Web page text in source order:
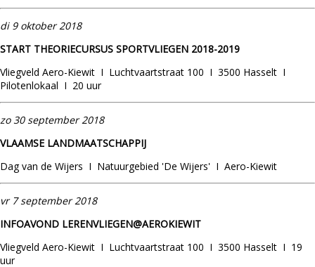
di 9 oktober 2018
START THEORIECURSUS SPORTVLIEGEN 2018-2019
Vliegveld Aero-Kiewit I Luchtvaartstraat 100 I 3500 Hasselt I
Pilotenlokaal I 20 uur
zo 30 september 2018
VLAAMSE LANDMAATSCHAPPIJ
Dag van de Wijers I Natuurgebied 'De Wijers' I Aero-Kiewit
vr 7 september 2018
INFOAVOND LERENVLIEGEN@AEROKIEWIT
Vliegveld Aero-Kiewit I Luchtvaartstraat 100 I 3500 Hasselt I 19
uur